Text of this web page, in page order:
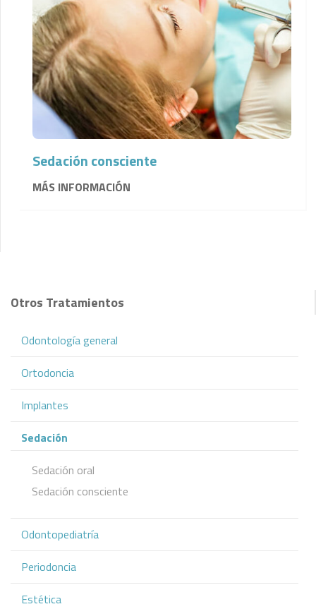
Sedación consciente
MÁS INFORMACIÓN
Otros Tratamientos
Odontología general
Ortodoncia
Implantes
Sedación
Sedación oral
Sedación consciente
Odontopediatría
Periodoncia
Estética